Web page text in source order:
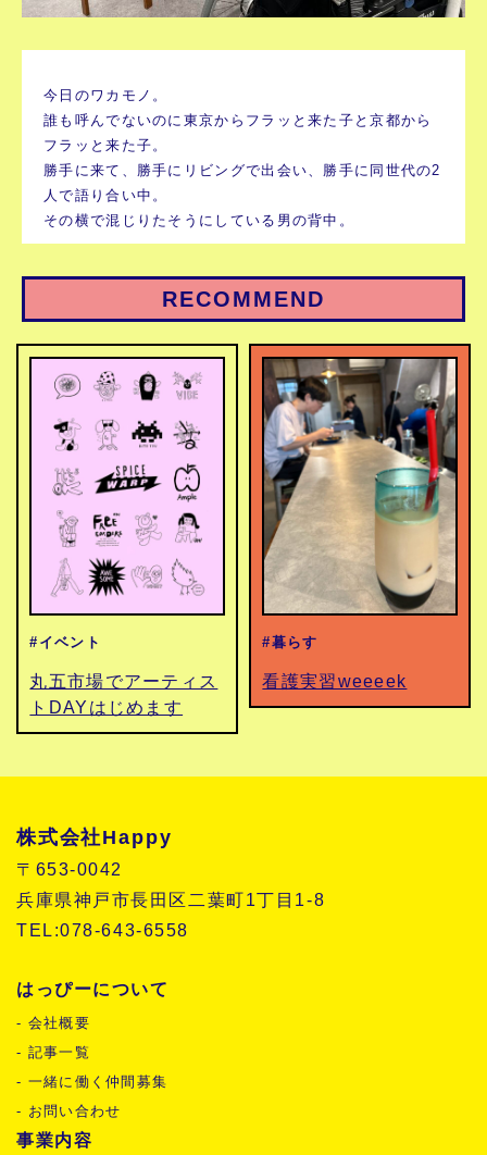
今日のワカモノ。
誰も呼んでないのに東京からフラッと来た子と京都から
フラッと来た子。
勝手に来て、勝手にリビングで出会い、勝手に同世代の2
人で語り合い中。
その横で混じりたそうにしている男の背中。
RECOMMEND
#イベント
丸五市場でアーティス
トDAYはじめます
#暮らす
看護実習weeeek
株式会社Happy
〒653-0042
兵庫県神戸市長田区二葉町1丁目1-8
TEL:078-643-6558
はっぴーについて
- 会社概要
- 記事一覧
- 一緒に働く仲間募集
- お問い合わせ
事業内容